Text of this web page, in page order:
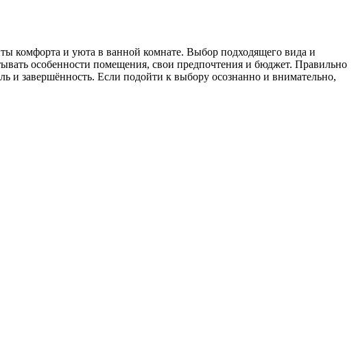
комфорта и уюта в ванной комнате. Выбор подходящего вида и
особенности помещения, свои предпочтения и бюджет. Правильно
и завершённость. Если подойти к выбору осознанно и внимательно,